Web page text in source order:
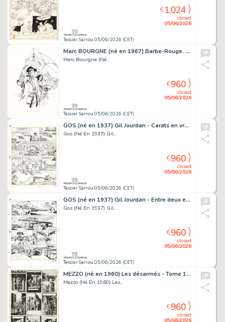
Tessier Sarrou 05/06/2026 (CET)
closed
05/06/2026
€1,024
Marc BOURGNE (né en 1967) Barbe-Rouge. L'intégrale...
Marc Bourgne (Né...
Tessier Sarrou 05/06/2026 (CET)
closed
05/06/2026
€960
GOS (né en 1937) Gil Jourdan - Carats en vrac Encre...
Gos (Né En 1937) Gil...
Tessier Sarrou 05/06/2026 (CET)
closed
05/06/2026
€960
GOS (né en 1937) Gil Jourdan - Entre deux eaux Encre...
Gos (Né En 1937) Gil...
Tessier Sarrou 05/06/2026 (CET)
closed
05/06/2026
€960
MEZZO (né en 1960) Les désarmés - Tome 1 Encre de Chine...
Mezzo (Né En 1960) Les...
closed
05/06/2026
€960